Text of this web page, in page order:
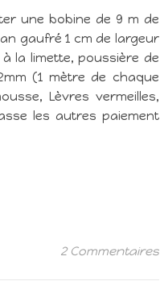
une bobine de 9 m de
gaufré 1 cm de largeur
la limette, poussière de
(1 mètre de chaque
Lèvres vermeilles,
les autres paiement
2 Commentaires